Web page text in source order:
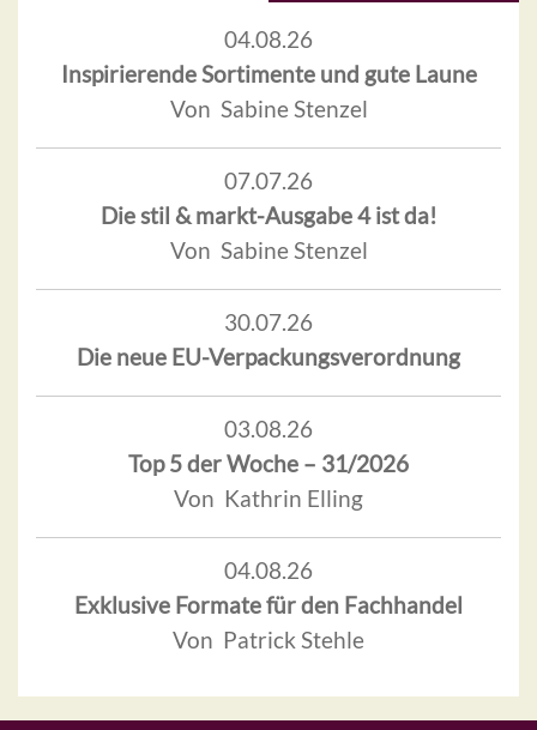
04.08.26
Inspirierende Sortimente und gute Laune
Von Sabine Stenzel
07.07.26
Die stil & markt-Ausgabe 4 ist da!
Von Sabine Stenzel
30.07.26
Die neue EU-Verpackungsverordnung
03.08.26
Top 5 der Woche – 31/2026
Von Kathrin Elling
04.08.26
Exklusive Formate für den Fachhandel
Von Patrick Stehle